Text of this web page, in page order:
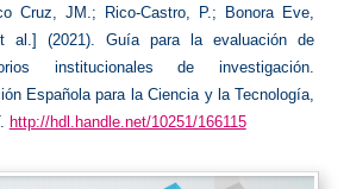
Cruz, JM.; Rico-Castro, P.; Bonora Eve,
al.] (2021). Guía para la evaluación de
institucionales de investigación.
Española para la Ciencia y la Tecnología,
http://hdl.handle.net/10251/166115